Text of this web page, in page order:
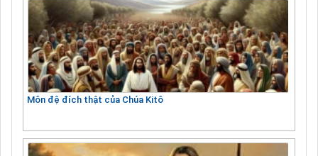
Môn đệ đích thật của Chúa Kitô